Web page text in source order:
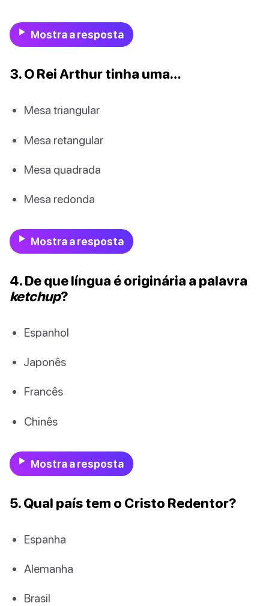
Mostra a resposta
3. O Rei Arthur tinha uma…
Mesa triangular
Mesa retangular
Mesa quadrada
Mesa redonda
Mostra a resposta
4. De que língua é originária a palavra
ketchup?
Espanhol
Japonês
Francês
Chinês
Mostra a resposta
5. Qual país tem o Cristo Redentor?
Espanha
Alemanha
Brasil